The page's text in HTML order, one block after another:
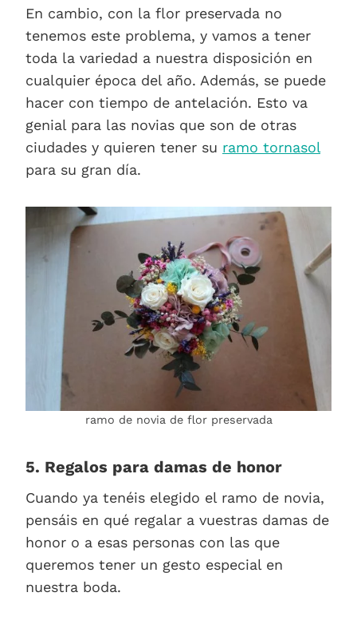
En cambio, con la flor preservada no
tenemos este problema, y vamos a tener
toda la variedad a nuestra disposición en
cualquier época del año. Además, se puede
hacer con tiempo de antelación. Esto va
genial para las novias que son de otras
ciudades y quieren tener su ramo tornasol
para su gran día.
ramo de novia de flor preservada
5. Regalos para damas de honor
Cuando ya tenéis elegido el ramo de novia,
pensáis en qué regalar a vuestras damas de
honor o a esas personas con las que
queremos tener un gesto especial en
nuestra boda.